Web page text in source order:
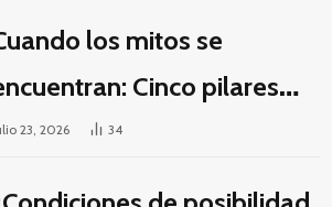
los mitos se
Cinco pilares
para una fantasía
23, 2026 34